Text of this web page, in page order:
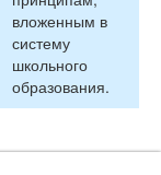
вложенным в
систему
школьного
образования.